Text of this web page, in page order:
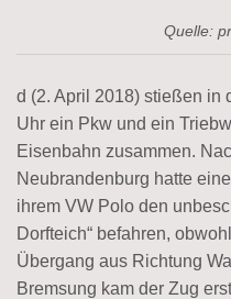
Quelle:
d (2. April 2018) stießen in
Uhr ein Pkw und ein
Eisenbahn zusammen.
Neubrandenburg hatte
ihrem VW Polo den
Dorfteich“ befahren,
Übergang aus Richtung
Bremsung kam der Zug